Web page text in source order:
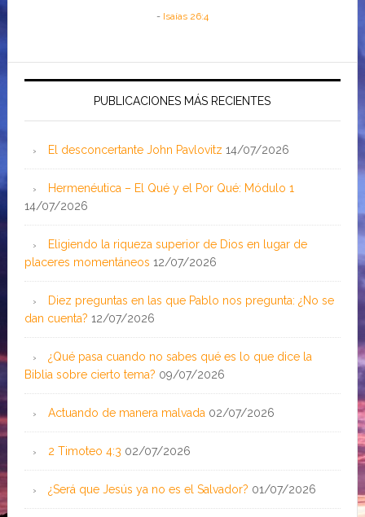
- Isaías 26:4
PUBLICACIONES MÁS RECIENTES
El desconcertante John Pavlovitz 14/07/2026
Hermenéutica – El Qué y el Por Qué: Módulo 1
14/07/2026
Eligiendo la riqueza superior de Dios en lugar de
placeres momentáneos 12/07/2026
Diez preguntas en las que Pablo nos pregunta: ¿No se
dan cuenta? 12/07/2026
¿Qué pasa cuando no sabes qué es lo que dice la
Biblia sobre cierto tema? 09/07/2026
Actuando de manera malvada 02/07/2026
2 Timoteo 4:3 02/07/2026
¿Será que Jesús ya no es el Salvador? 01/07/2026